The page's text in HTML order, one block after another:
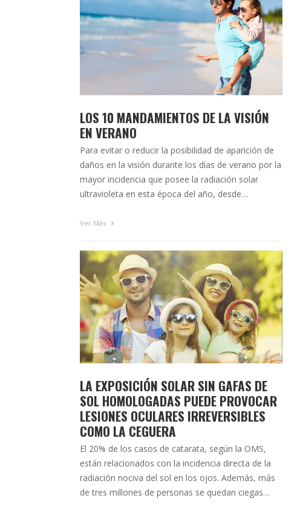
LOS 10 MANDAMIENTOS DE LA VISIÓN
EN VERANO
Para evitar o reducir la posibilidad de aparición de
daños en la visión durante los días de verano por la
mayor incidencia que posee la radiación solar
ultravioleta en esta época del año, desde
consejos y recomendaciones útiles para disfrutar
nota! 1) …
Ver Más
LA EXPOSICIÓN SOLAR SIN GAFAS DE
SOL HOMOLOGADAS PUEDE PROVOCAR
LESIONES OCULARES IRREVERSIBLES
COMO LA CEGUERA
El 20% de los casos de catarata, según la OMS,
están relacionados con la incidencia directa de la
radiación nociva del sol en los ojos. Además, más
de tres millones de personas se quedan ciegas